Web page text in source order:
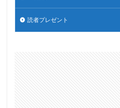
読者プレゼント